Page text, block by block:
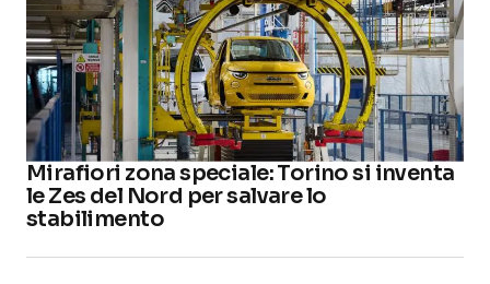
Mirafiori zona speciale: Torino si inventa
le Zes del Nord per salvare lo
stabilimento